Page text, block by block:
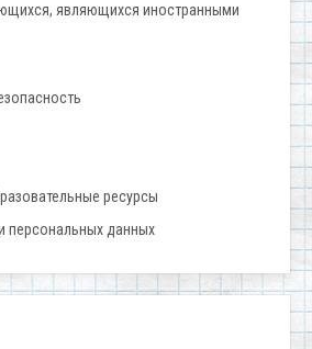
являющихся иностранными
ресурсы
персональных данных